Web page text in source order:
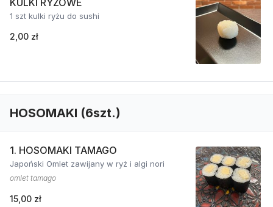
KULKI RYŻOWE
1 szt kulki ryżu do sushi
2,00 zł
HOSOMAKI (6szt.)
1. HOSOMAKI TAMAGO
Japoński Omlet zawijany w ryż i algi nori
omlet tamago
15,00 zł